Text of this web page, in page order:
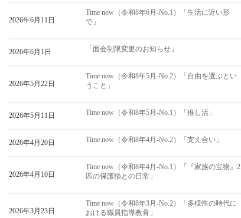
2026年6月11日
Time now（令和8年6月-No.1）「生活に近い形
で」
2026年6月1日 「面会制限変更のお知らせ」
2026年5月22日
Time now（令和8年5月-No.2）「自由を選ぶとい
うこと」
2026年5月11日 Time now（令和8年5月-No.1）「推し活」
2026年4月20日 Time now（令和8年4月-No.2）「支え合い」
2026年4月10日
Time now（令和8年4月-No.1）「『家族の宝物』2
匹の保護猫との日常」
2026年3月23日
Time now（令和8年3月-No.2）「多様性の時代に
おける職員指導教育」